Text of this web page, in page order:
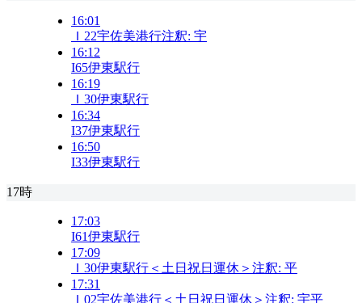
16:01
Ｉ22宇佐美港行注釈: 宇
16:12
I65伊東駅行
16:19
Ｉ30伊東駅行
16:34
I37伊東駅行
16:50
I33伊東駅行
17時
17:03
I61伊東駅行
17:09
Ｉ30伊東駅行＜土日祝日運休＞ 注釈: 平
17:31
Ｉ02宇佐美港行＜土日祝日運休＞ 注釈: 宇平